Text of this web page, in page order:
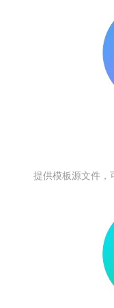
提供模板源文件，